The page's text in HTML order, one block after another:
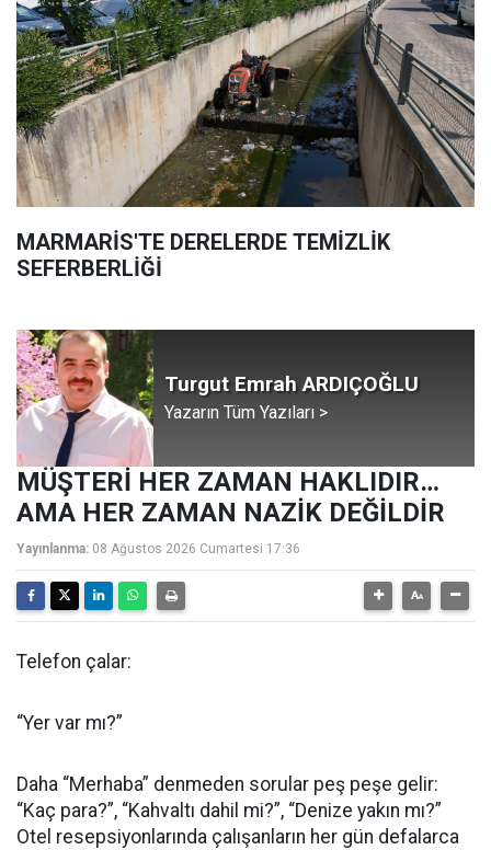
MARMARİS'TE DERELERDE TEMİZLİK
SEFERBERLİĞİ
Turgut Emrah ARDIÇOĞLU
Yazarın Tüm Yazıları >
MÜŞTERİ HER ZAMAN HAKLIDIR…
AMA HER ZAMAN NAZİK DEĞİLDİR
Yayınlanma: 08 Ağustos 2026 Cumartesi 17:36
Telefon çalar:
“Yer var mı?”
Daha “Merhaba” denmeden sorular peş peşe gelir:
“Kaç para?”, “Kahvaltı dahil mi?”, “Denize yakın mı?”
Otel resepsiyonlarında çalışanların her gün defalarca